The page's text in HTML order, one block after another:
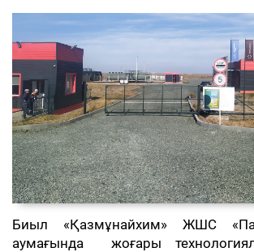
Биыл «Қазмұнайхим» ЖШС
аумағында жоғары